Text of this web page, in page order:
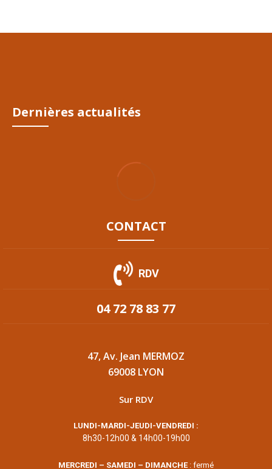
Dernières actualités
CONTACT
RDV
04 72 78 83 77
47, Av. Jean MERMOZ
69008 LYON
Sur RDV
LUNDI-MARDI-JEUDI-VENDREDI :
8h30-12h00 & 14h00-19h00
MERCREDI – SAMEDI – DIMANCHE : fermé